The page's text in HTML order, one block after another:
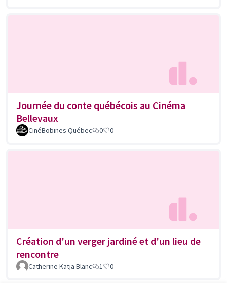
Journée du conte québécois au Cinéma
Bellevaux
CinéBobines Québec 0 0
Création d'un verger jardiné et d'un lieu de
rencontre
Catherine Katja Blanc 1 0